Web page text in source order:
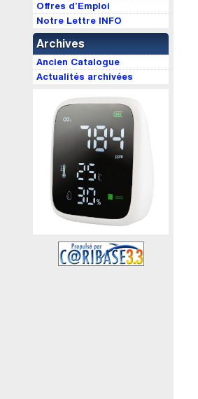
Offres d’Emploi
Notre Lettre INFO
Archives
Ancien Catalogue
Actualités archivées